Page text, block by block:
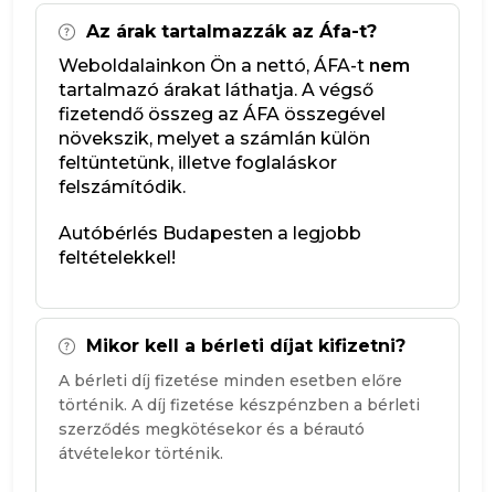
Az árak tartalmazzák az Áfa-t?
Weboldalainkon Ön a nettó, ÁFA-t nem
tartalmazó árakat láthatja. A végső
fizetendő összeg az ÁFA összegével
növekszik, melyet a számlán külön
feltüntetünk, illetve foglaláskor
felszámítódik.
Autóbérlés Budapesten a legjobb
feltételekkel!
Mikor kell a bérleti díjat kifizetni?
A bérleti díj fizetése minden esetben előre
történik. A díj fizetése készpénzben a bérleti
szerződés megkötésekor és a bérautó
átvételekor történik.